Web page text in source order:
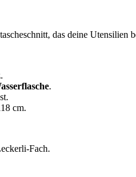
das deine Utensilien
.
cm.
Fach.